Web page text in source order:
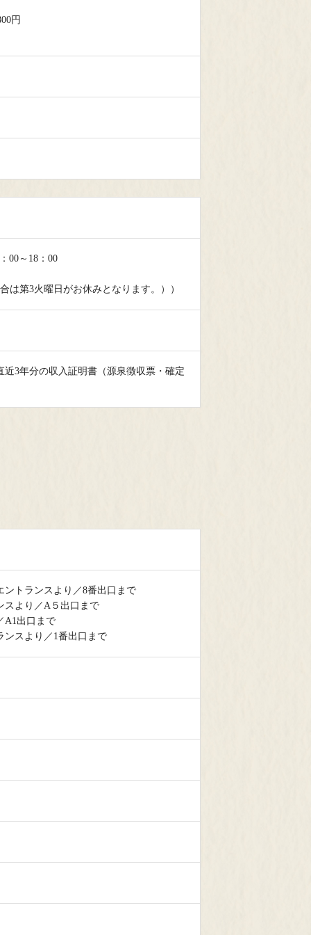
円
00～18：00
は第3火曜日がお休みとなります。））
3年分の収入証明書（源泉徴収票・確定
ントランスより／8番出口まで
スより／A５出口まで
A1出口まで
ンスより／1番出口まで